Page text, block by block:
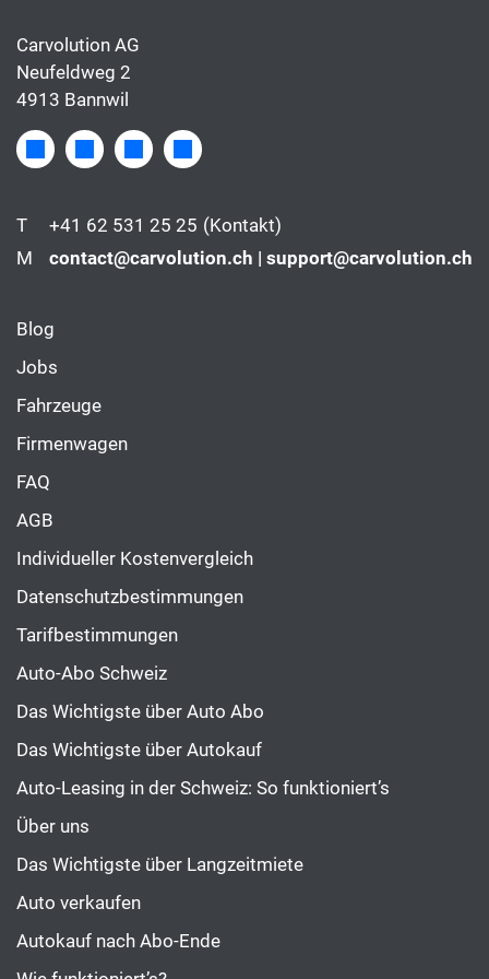
Carvolution AG
Neufeldweg 2
4913 Bannwil
T +41 62 531 25 25 (Kontakt)
M
contact@carvolution.ch | support@carvolution.ch
Blog
Jobs
Fahrzeuge
Firmenwagen
FAQ
AGB
Individueller Kostenvergleich
Datenschutzbestimmungen
Tarifbestimmungen
Auto-Abo Schweiz
Das Wichtigste über Auto Abo
Das Wichtigste über Autokauf
Auto-Leasing in der Schweiz: So funktioniert’s
Über uns
Das Wichtigste über Langzeitmiete
Auto verkaufen
Autokauf nach Abo-Ende